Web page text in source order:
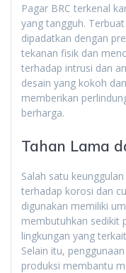
Pagar BRC terkenal
yang tangguh.
dipadatkan dengan
tekanan fisik dan
terhadap intrusi dan
desain yang kokoh
memberikan
berharga.
Tahan Lama
Salah satu
terhadap korosi dan
digunakan memiliki
membutuhkan sedikit
lingkungan yang
Selain itu,
produksi membantu